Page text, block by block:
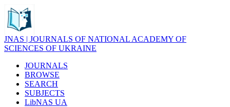
JNAS | JOURNALS OF NATIONAL ACADEMY OF
SCIENCES OF UKRAINE
JOURNALS
BROWSE
SEARCH
SUBJECTS
LibNAS UA